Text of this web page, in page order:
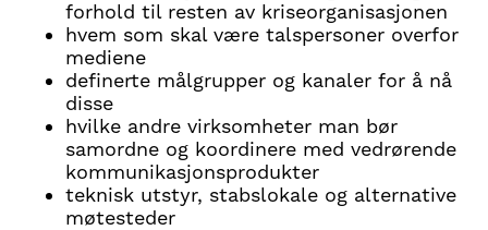
forhold til resten av kriseorganisasjonen
hvem som skal være talspersoner overfor
mediene
definerte målgrupper og kanaler for å nå
disse
hvilke andre virksomheter man bør
samordne og koordinere med vedrørende
kommunikasjonsprodukter
teknisk utstyr, stabslokale og alternative
møtesteder